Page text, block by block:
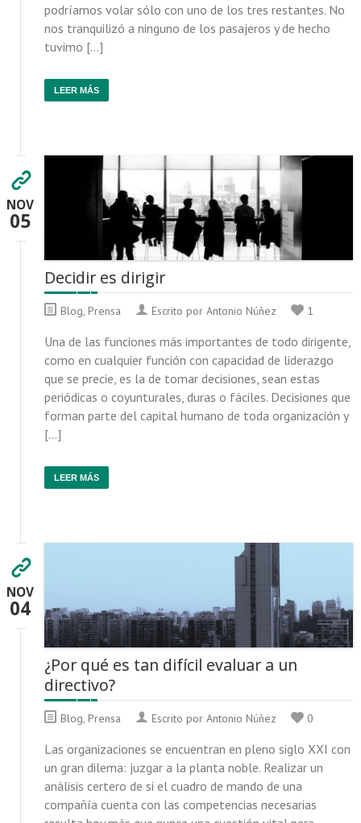
podríamos volar sólo con uno de los tres restantes. No
nos tranquilizó a ninguno de los pasajeros y de hecho
tuvimo […]
LEER MÁS
NOV
05
Decidir es dirigir
Blog, Prensa Escrito por Antonio Núñez 1
Una de las funciones más importantes de todo dirigente,
como en cualquier función con capacidad de liderazgo
que se precie, es la de tomar decisiones, sean estas
periódicas o coyunturales, duras o fáciles. Decisiones que
forman parte del capital humano de toda organización y
[…]
LEER MÁS
NOV
04
¿Por qué es tan difícil evaluar a un
directivo?
Blog, Prensa Escrito por Antonio Núñez 0
Las organizaciones se encuentran en pleno siglo XXI con
un gran dilema: juzgar a la planta noble. Realizar un
análisis certero de si el cuadro de mando de una
compañía cuenta con las competencias necesarias